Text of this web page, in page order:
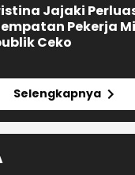
Jajaki
Pekerja
Ceko
Selengkapnya